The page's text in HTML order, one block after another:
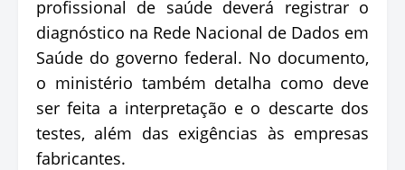
profissional de saúde deverá registrar o
diagnóstico na Rede Nacional de Dados em
Saúde do governo federal. No documento,
o ministério também detalha como deve
ser feita a interpretação e o descarte dos
testes, além das exigências às empresas
fabricantes.